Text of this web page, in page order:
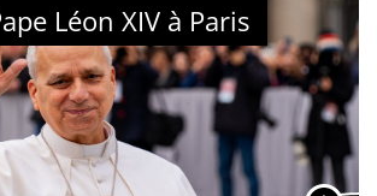
Léon XIV à Paris